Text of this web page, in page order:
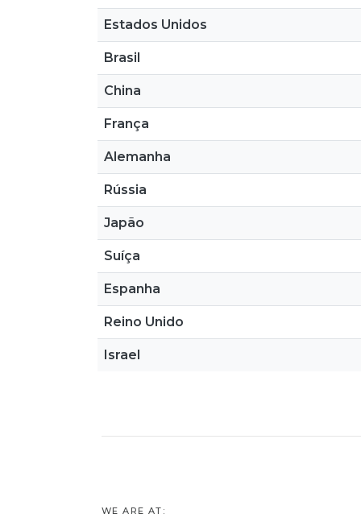
Estados Unidos
Brasil
China
França
Alemanha
Rússia
Japão
Suíça
Espanha
Reino Unido
Israel
WE ARE AT: